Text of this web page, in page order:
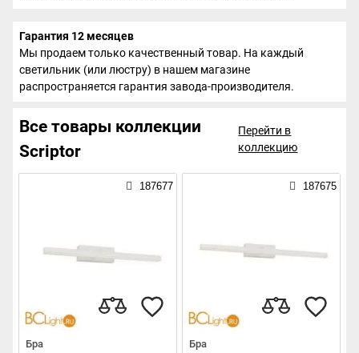
Гарантия 12 месяцев
Мы продаем только качественный товар. На каждый
светильник (или люстру) в нашем магазине
распространяется гарантия завода-производителя.
Все товары коллекции
Scriptor
Перейти в
коллекцию
187677
Бра
187675
Бра